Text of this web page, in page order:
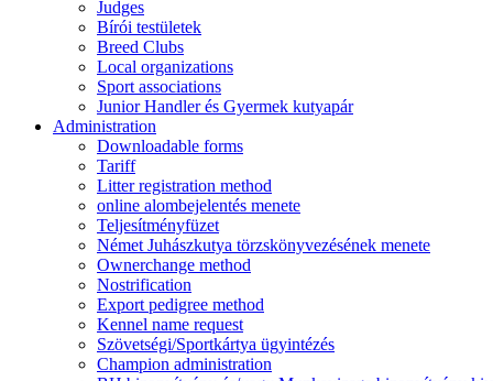
Judges
Bírói testületek
Breed Clubs
Local organizations
Sport associations
Junior Handler és Gyermek kutyapár
Administration
Downloadable forms
Tariff
Litter registration method
online alombejelentés menete
Teljesítményfüzet
Német Juhászkutya törzskönyvezésének menete
Ownerchange method
Nostrification
Export pedigree method
Kennel name request
Szövetségi/Sportkártya ügyintézés
Champion administration